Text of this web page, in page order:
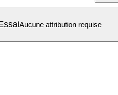
Aucune attribution requise